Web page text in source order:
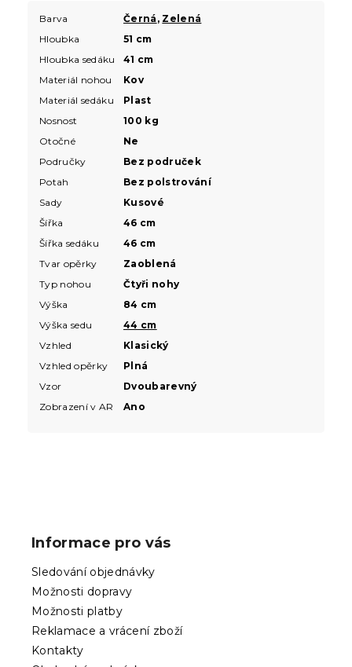
Barva Černá , Zelená
Hloubka
51 cm
Hloubka sedáku
41 cm
Materiál nohou
Kov
Materiál sedáku
Plast
Nosnost
100 kg
Otočné
Ne
Područky
Bez područek
Potah
Bez polstrování
Sady
Kusové
Šířka
46 cm
Šířka sedáku
46 cm
Tvar opěrky
Zaoblená
Typ nohou
Čtyři nohy
Výška
84 cm
Výška sedu
44 cm
Vzhled
Klasický
Vzhled opěrky
Plná
Vzor
Dvoubarevný
Zobrazení v AR
Ano
Informace pro vás
Sledování objednávky
Možnosti dopravy
Možnosti platby
Reklamace a vrácení zboží
Kontakty